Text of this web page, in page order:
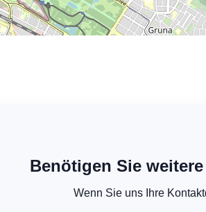
Benötigen Sie
Wenn Sie uns Ihre